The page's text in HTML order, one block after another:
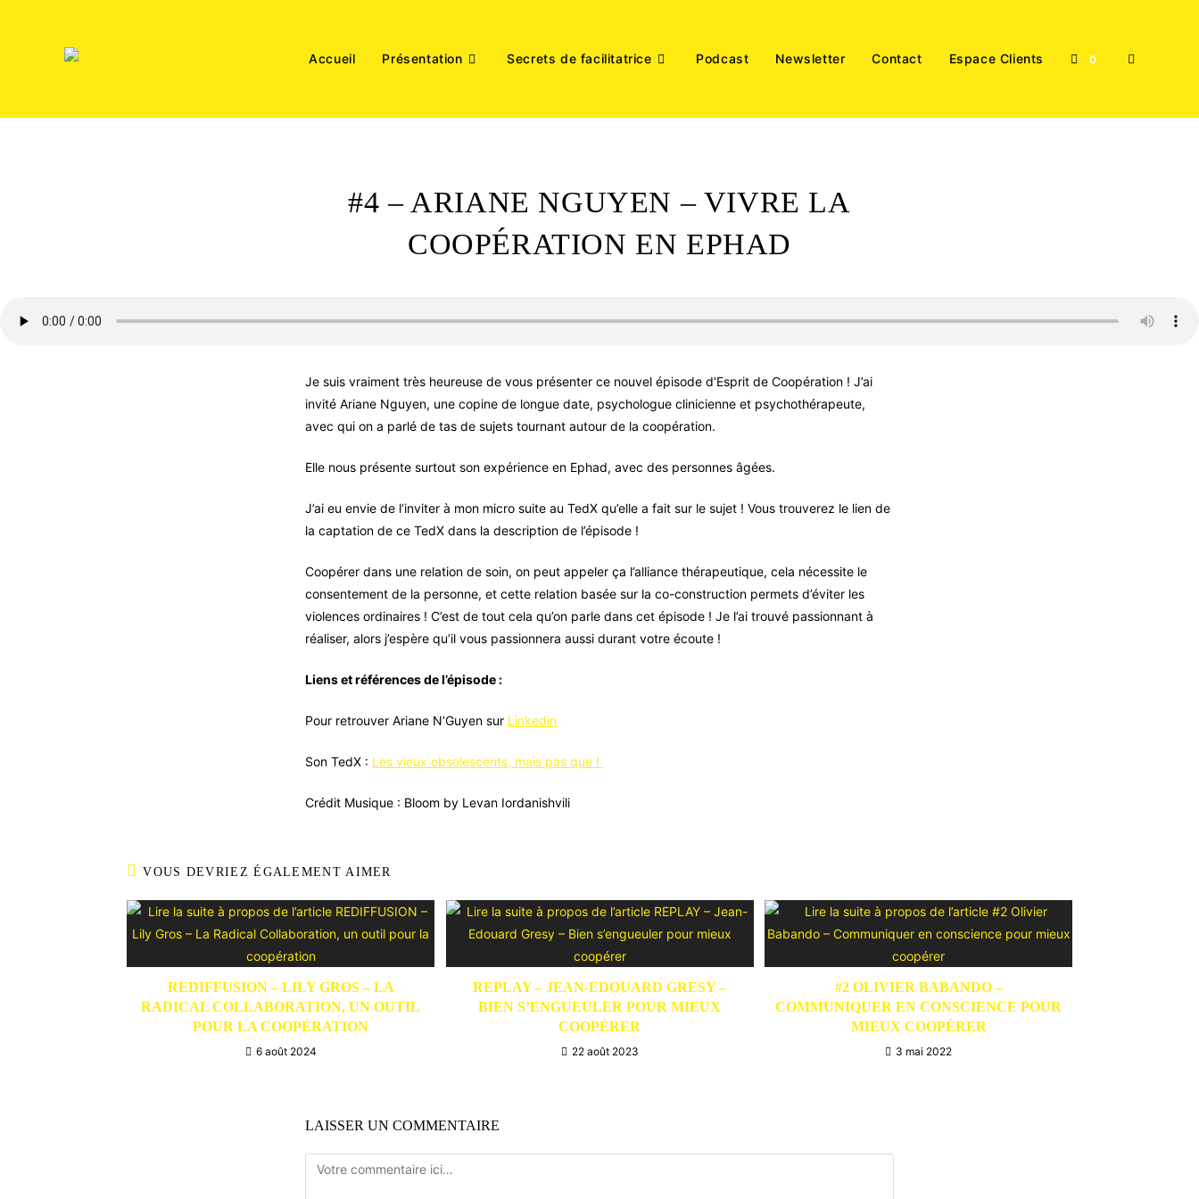
Accueil Présentation Secrets de facilitatrice Podcast Newsletter Contact Espace Clients 0 Toggle
#4 – ARIANE NGUYEN – VIVRE LA
COOPÉRATION EN EPHAD
Je suis vraiment très heureuse de vous présenter ce nouvel épisode d’Esprit de Coopération ! J’ai
invité Ariane Nguyen, une copine de longue date, psychologue clinicienne et psychothérapeute,
avec qui on a parlé de tas de sujets tournant autour de la coopération.
Elle nous présente surtout son expérience en Ephad, avec des personnes âgées.
J’ai eu envie de l’inviter à mon micro suite au TedX qu’elle a fait sur le sujet ! Vous trouverez le lien de
la captation de ce TedX dans la description de l’épisode !
Coopérer dans une relation de soin, on peut appeler ça l’alliance thérapeutique, cela nécessite le
consentement de la personne, et cette relation basée sur la co-construction permets d’éviter les
violences ordinaires ! C’est de tout cela qu’on parle dans cet épisode ! Je l’ai trouvé passionnant à
réaliser, alors j’espère qu’il vous passionnera aussi durant votre écoute !
Liens et références de l’épisode :
Pour retrouver Ariane N’Guyen sur Linkedin
Son TedX : Les vieux obsolescents, mais pas que !
Crédit Musique : Bloom by Levan Iordanishvili
VOUS DEVRIEZ ÉGALEMENT AIMER
REDIFFUSION – LILY GROS – LA
RADICAL COLLABORATION, UN OUTIL
POUR LA COOPÉRATION
6 août 2024
REPLAY – JEAN-EDOUARD GRESY –
BIEN S’ENGUEULER POUR MIEUX
COOPÉRER
22 août 2023
#2 OLIVIER BABANDO –
COMMUNIQUER EN CONSCIENCE POUR
MIEUX COOPÉRER
3 mai 2022
LAISSER UN COMMENTAIRE
Comment